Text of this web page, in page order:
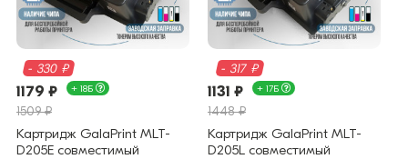
- 330 ₽
1179 ₽ + 18Б
1509 ₽
Картридж GalaPrint MLT-
D205E совместимый
- 317 ₽
1131 ₽ + 17Б
1448 ₽
Картридж GalaPrint MLT-
D205L совместимый